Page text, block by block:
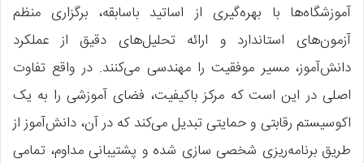
آموزشگاه‌ها با بهره‌گیری از اساتید باسابقه، برگزاری منظم
آزمون‌های استاندارد و ارائه تحلیل‌های دقیق از عملکرد
دانش‌آموز، مسیر موفقیت را مهندسی می‌کنند. در واقع تفاوت
اصلی در این است که مرکز باکیفیت، فضای آموزشی را به یک
اکوسیستم رقابتی و حمایتی تبدیل می‌کند که در آن، دانش‌آموز از
طریق برنامه‌ریزی شخصی سازی شده و پشتیبانی مداوم، تمامی